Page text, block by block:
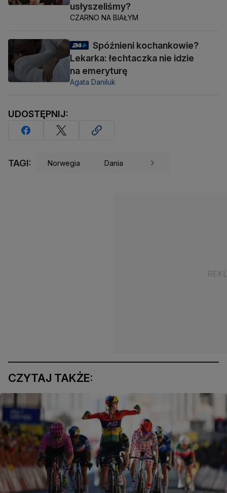
usłyszeliśmy?
CZARNO NA BIAŁYM
Spóźnieni kochankowie?
Lekarka: łechtaczka nie idzie
na emeryturę
Agata Daniluk
UDOSTĘPNIJ:
TAGI: Norwegia Dania
CZYTAJ TAKŻE: